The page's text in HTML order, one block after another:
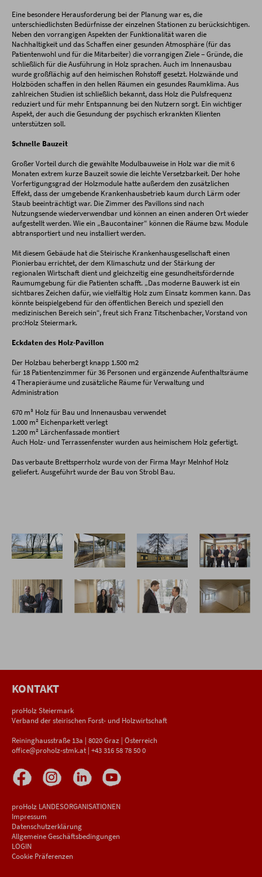
Eine besondere Herausforderung bei der Planung war es, die
unterschiedlichsten Bedürfnisse der einzelnen Stationen zu berücksichtigen.
Neben den vorrangigen Aspekten der Funktionalität waren die
Nachhaltigkeit und das Schaffen einer gesunden Atmosphäre (für das
Patientenwohl und für die Mitarbeiter) die vorrangigen Ziele – Gründe, die
schließlich für die Ausführung in Holz sprachen. Auch im Innenausbau
wurde großflächig auf den heimischen Rohstoff gesetzt. Holzwände und
Holzböden schaffen in den hellen Räumen ein gesundes Raumklima. Aus
zahlreichen Studien ist schließlich bekannt, dass Holz die Pulsfrequenz
reduziert und für mehr Entspannung bei den Nutzern sorgt. Ein wichtiger
Aspekt, der auch die Gesundung der psychisch erkrankten Klienten
unterstützen soll.
Schnelle Bauzeit
Großer Vorteil durch die gewählte Modulbauweise in Holz war die mit 6
Monaten extrem kurze Bauzeit sowie die leichte Versetzbarkeit. Der hohe
Vorfertigungsgrad der Holzmodule hatte außerdem den zusätzlichen
Effekt, dass der umgebende Krankenhausbetrieb kaum durch Lärm oder
Staub beeinträchtigt war. Die Zimmer des Pavillons sind nach
Nutzungsende wiederverwendbar und können an einen anderen Ort wieder
aufgestellt werden. Wie ein „Baucontainer“ können die Räume bzw. Module
abtransportiert und neu installiert werden.
Mit diesem Gebäude hat die Steirische Krankenhausgesellschaft einen
Pionierbau errichtet, der dem Klimaschutz und der Stärkung der
regionalen Wirtschaft dient und gleichzeitig eine gesundheitsfördernde
Raumumgebung für die Patienten schafft. „Das moderne Bauwerk ist ein
sichtbares Zeichen dafür, wie vielfältig Holz zum Einsatz kommen kann. Das
könnte beispielgebend für den öffentlichen Bereich und speziell den
medizinischen Bereich sein“, freut sich Franz Titschenbacher, Vorstand von
pro:Holz Steiermark.
Eckdaten des Holz-Pavillon
Der Holzbau beherbergt knapp 1.500 m2
für 18 Patientenzimmer für 36 Personen und ergänzende Aufenthaltsräume
4 Therapieräume und zusätzliche Räume für Verwaltung und
Administration
670 m³ Holz für Bau und Innenausbau verwendet
1.000 m² Eichenparkett verlegt
1.200 m² Lärchenfassade montiert
Auch Holz- und Terrassenfenster wurden aus heimischem Holz gefertigt.
Das verbaute Brettsperrholz wurde von der Firma Mayr Melnhof Holz
geliefert. Ausgeführt wurde der Bau von Strobl Bau.
KONTAKT
proHolz Steiermark
Verband der steirischen Forst- und Holzwirtschaft
Reininghausstraße 13a | 8020 Graz | Österreich
office@proholz-stmk.at | +43 316 58 78 50 0
proHolz LANDESORGANISATIONEN
Impressum
Datenschutzerklärung
Allgemeine Geschäftsbedingungen
LOGIN
Cookie Präferenzen